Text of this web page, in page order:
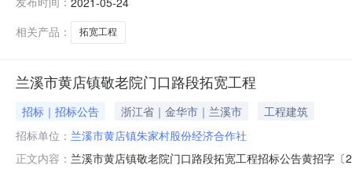
价：347624元；工期：75日历天；项目负责人：潘玲）
相关产品：
拓宽工程
兰溪市黄店镇敬老院门口路段拓宽工程
招标｜招标公告 浙江省｜金华市｜兰溪市
工程建筑
招标单位： 兰溪市黄店镇朱家村股份经济合作社
正文内容： 兰溪市黄店镇敬老院门口路段拓宽工程招标公告黄招字